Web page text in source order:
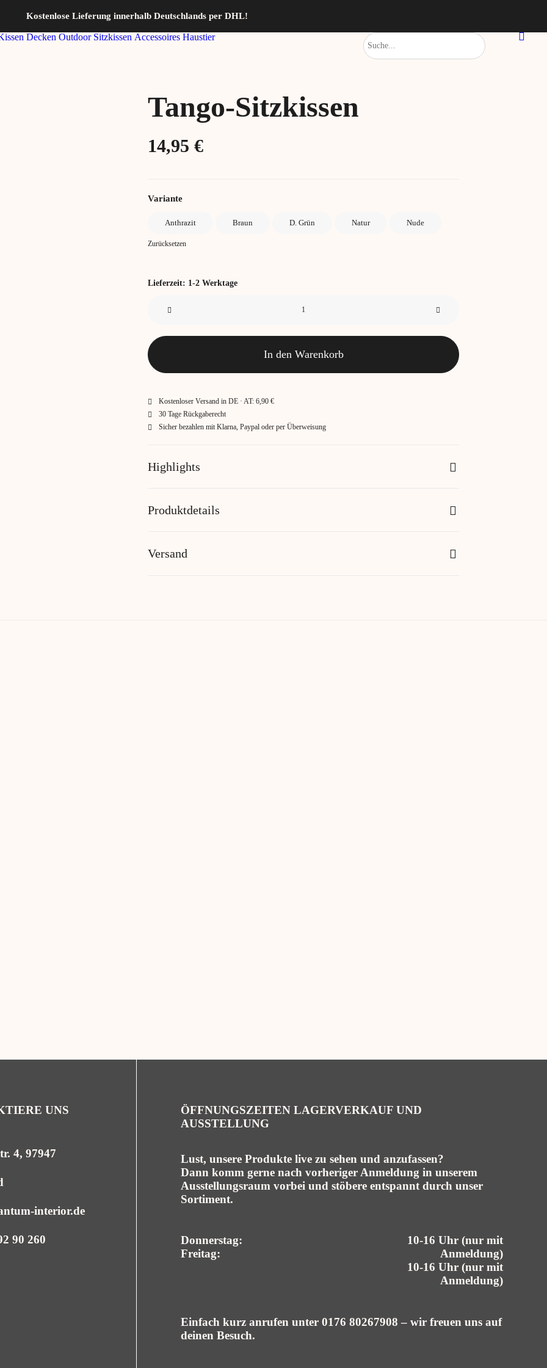
Kostenlose Lieferung innerhalb Deutschlands per DHL!
Decken Outdoor Sitzkissen Accessoires Haustier
Tango-Sitzkissen
14,95 €
Variante
Anthrazit Braun D. Grün Natur Nude
Zurücksetzen
Lieferzeit: 1-2 Werktage
Menge
In den Warenkorb
Kostenloser Versand in DE · AT: 6,90 €
30 Tage Rückgaberecht
Sicher bezahlen mit Klarna, Paypal oder per Überweisung
Highlights
Produktdetails
Versand
UNS
4, 97947
interior.de
90 260
ÖFFNUNGSZEITEN LAGERVERKAUF UND
AUSSTELLUNG
Lust, unsere Produkte live zu sehen und anzufassen?
Dann komm gerne nach vorheriger Anmeldung in unserem
Ausstellungsraum vorbei und stöbere entspannt durch unser
Sortiment.
Donnerstag:
Freitag:
10-16 Uhr (nur mit
Anmeldung)
10-16 Uhr (nur mit
Anmeldung)
Einfach kurz anrufen unter 0176 80267908 – wir freuen uns auf
deinen Besuch.